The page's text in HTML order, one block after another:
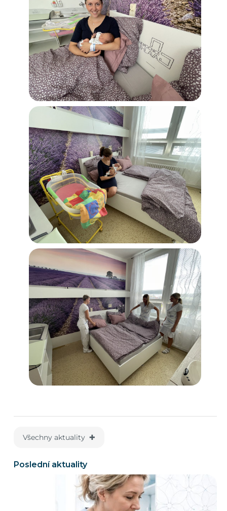
Všechny aktuality ✚
Poslední aktuality